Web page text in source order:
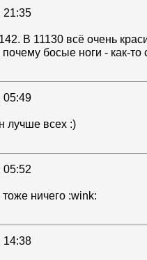
21:35
В 11130 всё очень
босые ноги - как-то
05:49
лучше всех :)
05:52
ничего :wink:
14:38